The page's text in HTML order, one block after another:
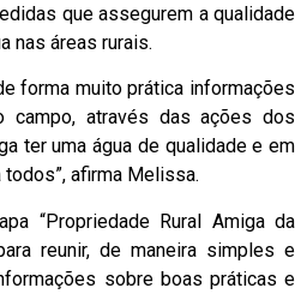
que assegurem a qualidade
nas áreas rurais.
forma muito prática informações
campo, através das ações dos
ter uma água de qualidade e em
afirma Melissa.
“Propriedade Rural Amiga da
reunir, de maneira simples e
sobre boas práticas e